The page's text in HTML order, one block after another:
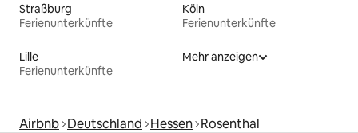
Straßburg
Ferienunterkünfte
Köln
Ferienunterkünfte
Lille
Ferienunterkünfte
Mehr anzeigen
Airbnb Deutschland Hessen Rosenthal